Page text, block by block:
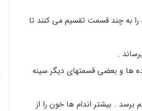
بالارونده را به چند قسمت تقسیم می کنند تا
.
ها و بعضی قسمتهای دیگر سینه
. بیشتر اندام ها خون را از